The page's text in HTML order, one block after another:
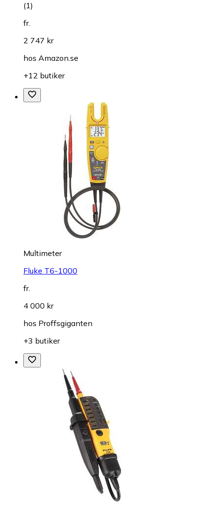
(1)
fr.
2 747 kr
hos Amazon.se
+12 butiker
Multimeter
Fluke T6-1000
fr.
4 000 kr
hos Proffsgiganten
+3 butiker